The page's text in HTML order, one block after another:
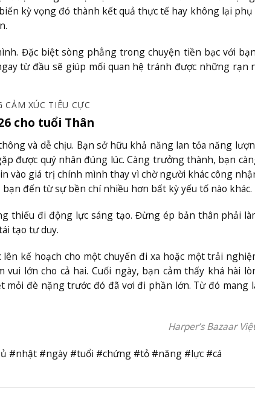
kỳ vọng đó thành kết quả thực tế hay không lại phụ
Đặc biệt sòng phẳng trong chuyện tiền bạc với
từ đầu sẽ giúp mối quan hệ tránh được những rạn
XÚC TIÊU CỰC
cho tuổi Thân
và dễ chịu. Bạn sở hữu khả năng lan tỏa năng
được quý nhân đúng lúc. Càng trưởng thành, bạn
vào giá trị chính mình thay vì chờ người khác công
đến từ sự bền chí nhiều hơn bất kỳ yếu tố nào khác.
thiếu đi động lực sáng tạo. Đừng ép bản thân phải
tạo tư duy.
kế hoạch cho một chuyến đi xa hoặc một trải
lớn cho cả hai. Cuối ngày, bạn cảm thấy khá hài
đè nặng trước đó đã vơi đi phần lớn. Từ đó mang
Harper’s Bazaar
#nhật #ngày #tuổi #chứng #tỏ #năng #lực #cá